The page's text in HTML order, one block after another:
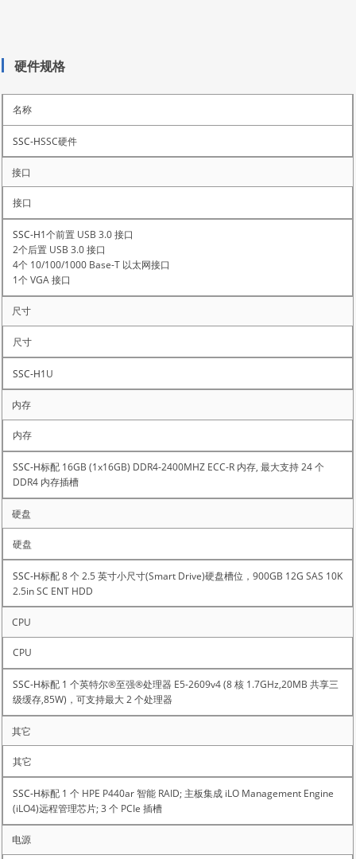
硬件规格
名称
SSC硬件
接口
1个前置 USB 3.0 接口
2个后置 USB 3.0 接口
4个 10/100/1000 Base-T 以太网接口
1个 VGA 接口
尺寸
1U
内存
标配 16GB (1x16GB) DDR4-2400MHZ ECC-R 内存, 最大支持 24 个
DDR4 内存插槽
硬盘
标配 8 个 2.5 英寸小尺寸(Smart Drive)硬盘槽位，900GB 12G SAS 10K
2.5in SC ENT HDD
CPU
标配 1 个英特尔®至强®处理器 E5-2609v4 (8 核 1.7GHz,20MB 共享三
级缓存,85W)，可支持最大 2 个处理器
其它
标配 1 个 HPE P440ar 智能 RAID; 主板集成 iLO Management Engine
(iLO4)远程管理芯片; 3 个 PCIe 插槽